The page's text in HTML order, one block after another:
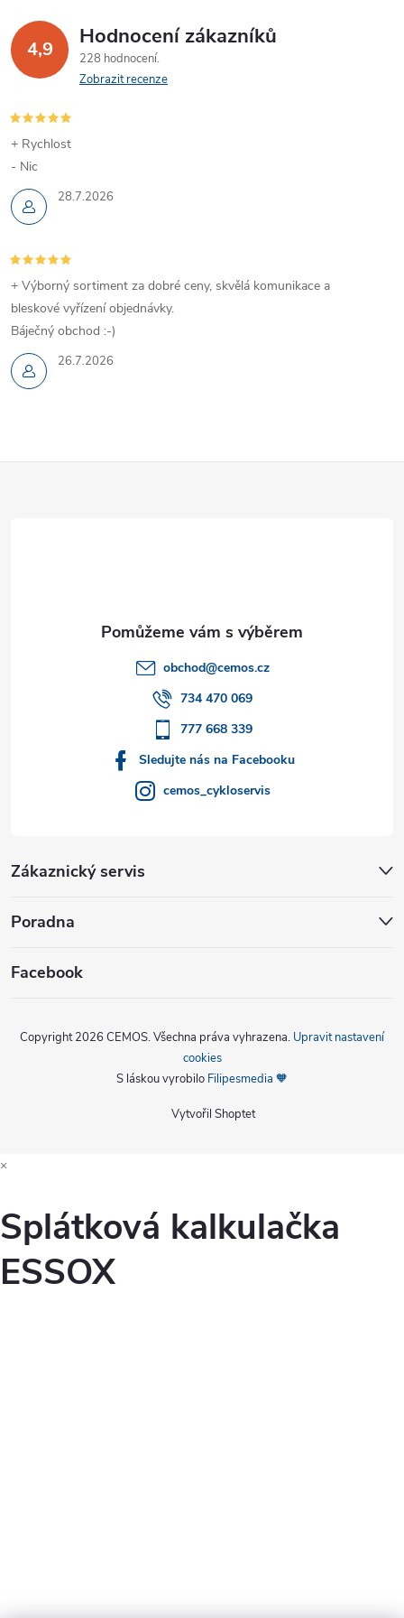
4,9 Hodnocení zákazníků
228 hodnocení
Zobrazit recenze
28.7.2026
+ Rychlost
- Nic
26.7.2026
+ Výborný sortiment za dobré ceny, skvělá komunikace a
bleskové vyřízení objednávky.
Báječný obchod :-)
obchod@cemos.cz
734 470 069
777 668 339
Sledujte nás na Facebooku
cemos_cykloservis
Zákaznický servis
Poradna
Facebook
Vytvořil Shoptet
Copyright 2026 CEMOS. Všechna práva vyhrazena. Upravit nastavení
cookies
S láskou vyrobilo Filipesmedia 🧡
×
Splátková kalkulačka
ESSOX